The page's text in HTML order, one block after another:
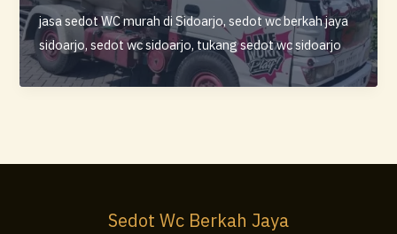
Sedot
WC
Murah
Sidoarjo
jasa sedot WC murah di Sidoarjo,sedot wc berkah jaya
sidoarjo,sedot wc sidoarjo, tukang sedot wc sidoarjo
Sedot Wc Berkah Jaya